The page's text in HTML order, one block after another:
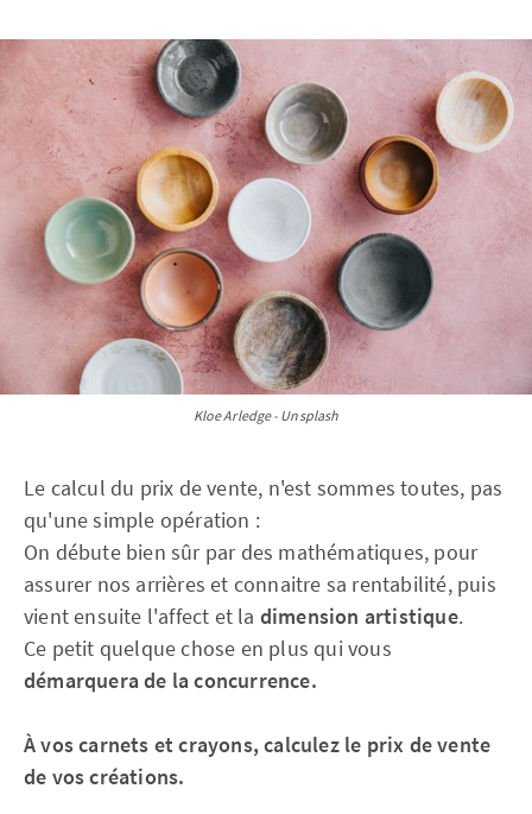
Kloe Arledge - Unsplash
Le calcul du prix de vente, n'est sommes toutes, pas
qu'une simple opération :
On débute bien sûr par des mathématiques, pour
assurer nos arrières et connaitre sa rentabilité, puis
vient ensuite l'affect et la dimension artistique.
Ce petit quelque chose en plus qui vous
démarquera de la concurrence.
À vos carnets et crayons, calculez le prix de vente
de vos créations.